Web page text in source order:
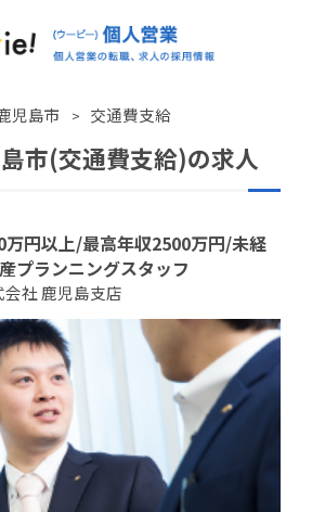
児島市 交通費支給
市(交通費支給)の求人
万円以上/最高年収2500万円/未経
プランニングスタッフ
社 鹿児島支店